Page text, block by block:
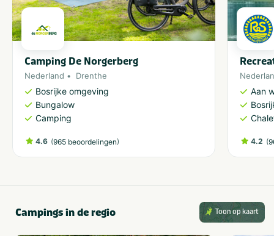
Camping De Norgerberg
Nederland Drenthe
Bosrijke omgeving
Bungalow
Camping
4.6 (965 beoordelingen)
Aan
4.2 (
Campings in de regio Toon op kaart